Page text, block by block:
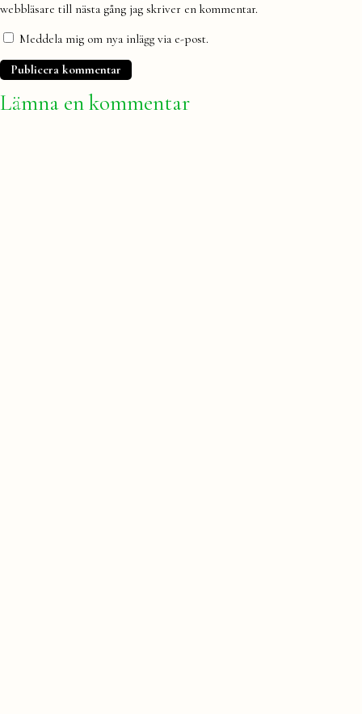
webbläsare till nästa gång jag skriver en kommentar.
Meddela mig om nya inlägg via e-post.
Lämna en kommentar